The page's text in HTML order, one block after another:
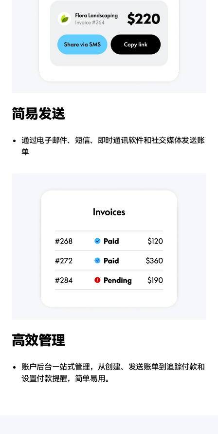
简易发送
通过电子邮件、短信、即时通讯软件和社交媒体发送账
单
高效管理
账户后台一站式管理，从创建、发送账单到追踪付款和
设置付款提醒，简单易用。